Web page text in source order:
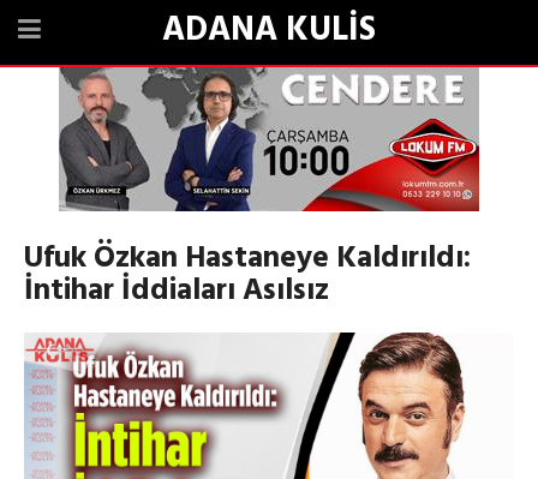
ADANA KULİS
Ufuk Özkan Hastaneye Kaldırıldı:
İntihar İddiaları Asılsız